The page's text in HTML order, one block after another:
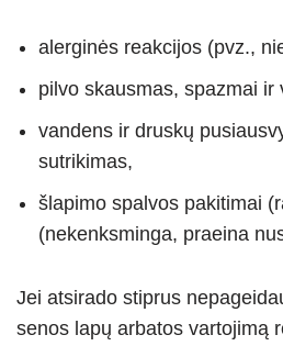
alerginės reakcijos (pvz.,
pilvo skausmas, spazmai ir
vandens ir druskų
sutrikimas,
šlapimo spalvos pakitimai
(nekenksminga, praeina
Jei atsirado stiprus
senos lapų arbatos vartojimą